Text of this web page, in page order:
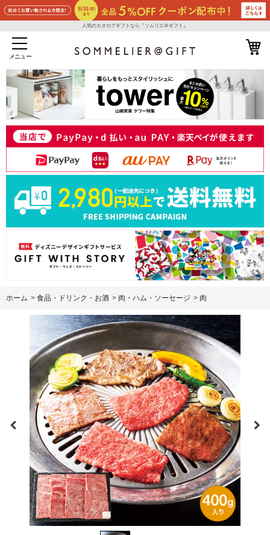
人気のカタログギフトなら『ソムリエ＠ギフト』
メニュー
ホーム > 食品・ドリンク・お酒 > 肉・ハム・ソーセージ > 肉